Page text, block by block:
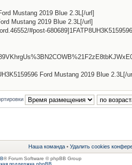
Mustang 2019 Blue 2.3L[/url]
Mustang 2019 Blue 2.3L[/url]
#post-680689]1FATP8UH3K5159596
Ford Mustang 2019 Blue 2.3L[/
Наша команда • Удалить cookies
® Forum Software © phpBB Group
поддержка phpBB